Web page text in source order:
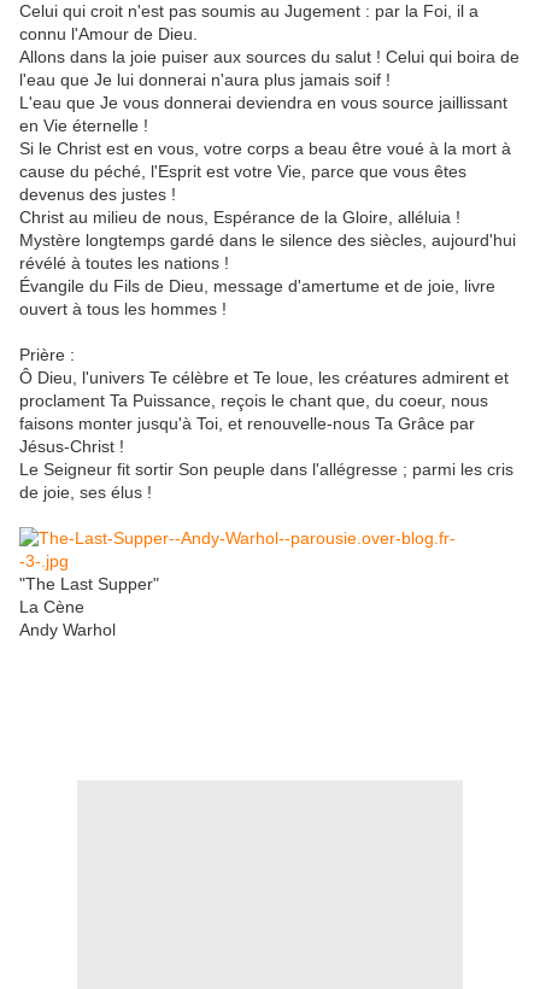
Celui qui croit n'est pas soumis au Jugement : par la Foi, il a
connu l'Amour de Dieu.
Allons dans la joie puiser aux sources du salut ! Celui qui boira de
l'eau que Je lui donnerai n'aura plus jamais soif !
L'eau que Je vous donnerai deviendra en vous source jaillissant
en Vie éternelle !
Si le Christ est en vous, votre corps a beau être voué à la mort à
cause du péché, l'Esprit est votre Vie, parce que vous êtes
devenus des justes !
Christ au milieu de nous, Espérance de la Gloire, alléluia !
Mystère longtemps gardé dans le silence des siècles, aujourd'hui
révélé à toutes les nations !
Évangile du Fils de Dieu, message d'amertume et de joie, livre
ouvert à tous les hommes !
Prière :
Ô Dieu, l'univers Te célèbre et Te loue, les créatures admirent et
proclament Ta Puissance, reçois le chant que, du coeur, nous
faisons monter jusqu'à Toi, et renouvelle-nous Ta Grâce par
Jésus-Christ !
Le Seigneur fit sortir Son peuple dans l'allégresse ; parmi les cris
de joie, ses élus !
"The Last Supper"
La Cène
Andy Warhol